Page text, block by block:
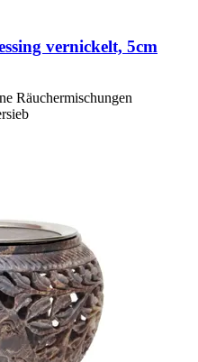
vernickelt, 5cm
Räuchermischungen